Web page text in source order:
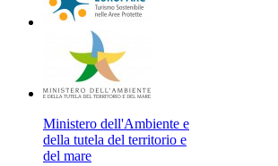
Ministero dell'Ambiente e
della tutela del territorio e
del mare